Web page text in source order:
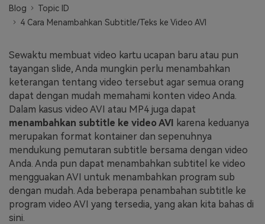
FAQs Hubungi Kami
Tips & Tutorial AI
Postingan Terbaru
Jelajahi Lebih Banyak >>
Blog
Topic ID
4 Cara Menambahkan Subtitle/Teks ke Video AVI
Sewaktu membuat video kartu ucapan baru atau pun
tayangan slide, Anda mungkin perlu menambahkan
keterangan tentang video tersebut agar semua orang
dapat dengan mudah memahami konten video Anda.
Dalam kasus video AVI atau MP4 juga dapat
menambahkan subtitle ke video AVI karena keduanya
merupakan format kontainer dan sepenuhnya
mendukung pemutaran subtitle bersama dengan video
Anda. Anda pun dapat menambahkan subtitel ke video
mengguakan AVI untuk menambahkan program sub
dengan mudah. Ada beberapa penambahan subtitle ke
program video AVI yang tersedia, yang akan kita bahas di
sini.